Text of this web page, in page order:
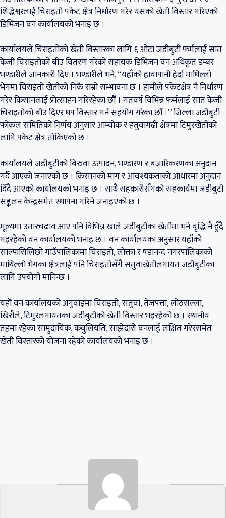
शिद्धेश्वरलाई चिराइतो पकेट क्षेत्र निर्धारण गरेर यसको खेती विस्तार गरिएको
डिभिजन वन कार्यालयको भनाइ छ ।
कार्यालयले चिराइतोको खेती विस्तारका लागि ६ ओटा जडीबुटी फर्मलाई सात
केजी चिराइतोको बीउ वितरण गरेको सहायक डिभिजन वन अधिकृत डम्बर
भण्डारीले जानकारी दिए । भण्डारीले भने, ‘‘यहाँको हावापानी हेर्दा माथिल्लो
भेगमा चिराइतो खेतीको निकै राम्रो सम्भावना छ । हामीले पकेटक्षेत्र नै निर्धारण
गरेर किसानलाई प्रोत्साहन गरिरहेका छौँ । गतवर्ष विभिन्न फर्मलाई सात केजी
चिराइतोको बीउ दिएर थप विस्तार गर्न सहयोग गरेका छौँ ।’’ जिल्ला जडीबुटी
फोकल समितिको निर्णय अनुसार आम्चोक र हतुवागढी क्षेत्रमा टिमुुरखेतीको
लागि पकेट क्षेत्र तोकिएको छ ।
कार्यालयले जडीबुटीको बिरुवा उत्पादन, भण्डारण र बजारिकरणका अनुदान
गर्दै आएको जनाएको छ । किसानको माग र आवश्यकताको आधारमा अनुदान
दिँदै आएको कार्यालयको भनाइ छ । साथै सहकारीसँगको सहकार्यमा जडीबुटी
सङ्कलन केन्द्रसमेत स्थापना गरिने जनाइएको छ ।
मूल्यमा उतारचढाव आए पनि विभिन्न खाले जडीबुटीका खेतीमा भने वृद्धि नै हुँदै
गइरहेको वन कार्यालयको भनाइ छ । वन कार्यालयका अनुसार यहाँको
साल्पासिलिछो गाउँपालिकामा चिराइतो, लोक्ता र षडानन्द नगरपालिकाको
माथिल्लो भेगका क्षेत्रलाई पनि चिराइतोसँगै सतुवाखेतीलगायत जडीबुटीका
लागि उपयोगी मानिन्छ ।
यहाँ वन कार्यालयको अगुवाइमा चिराइतो, सतुवा, तेजपत्ता, लोठसल्ला,
खिरौले, टिमुरलगायतका जडीबुटीको खेती विस्तार भइरहेको छ । स्थानीय
तहमा रहेका सामुदायिक, कवुलियति, साझेदारी वनलाई लक्षित गरेरसमेत
खेती विस्तारको योजना रहेको कार्यालयको भनाइ छ ।